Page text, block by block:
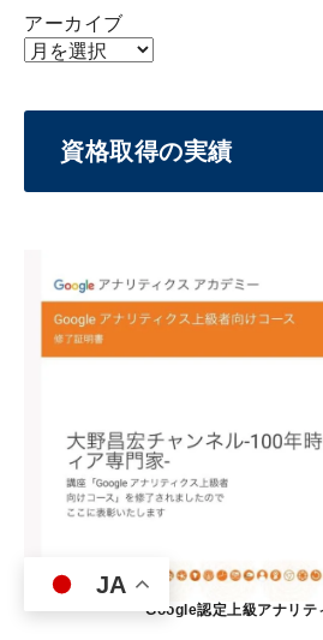
アーカイブ
資格取得の実績
Google認定上級アナリテ
JA